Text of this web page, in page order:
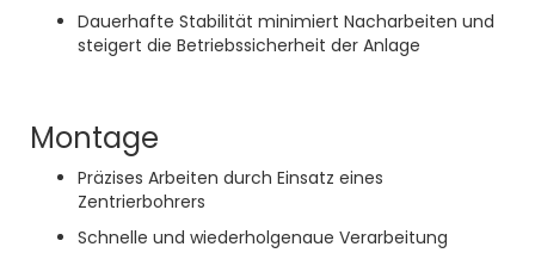
Dauerhafte Stabilität minimiert Nacharbeiten und
steigert die Betriebssicherheit der Anlage
Montage
Präzises Arbeiten durch Einsatz eines
Zentrierbohrers
Schnelle und wiederholgenaue Verarbeitung